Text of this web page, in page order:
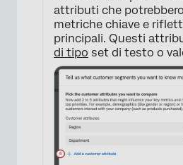
attributi che
metriche chiave e
principali. Questi
di tipo set di testo o